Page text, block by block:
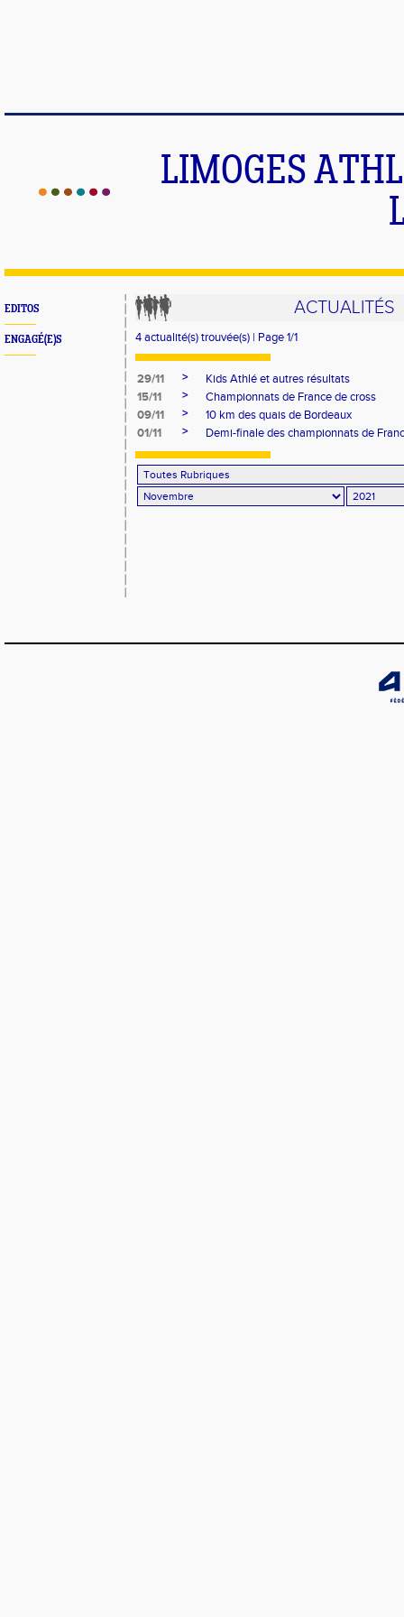
LIMOGES
EDITOS
ENGAGÉ(E)S
ACTUALITÉS
4 actualité(s) trouvée(s) | Page 1/1
29/11 >
Kids Athlé et autres résultats
15/11
>
Championnats de France de cross
09/11
>
10 km des quais de Bordeaux
01/11
> Demi-finale des championnats de